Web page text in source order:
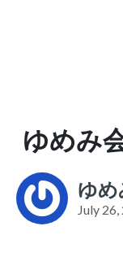
ゆめみ
ゆ
July